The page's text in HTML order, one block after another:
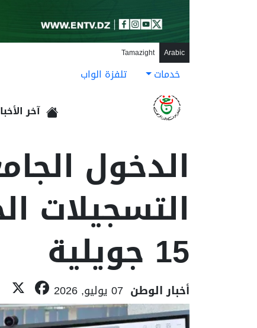
Arabic
Tamazight
خدمات تلفزة الواب
آخر
التسجيلات
15 جويلية
أخبار الوطن 07 يوليو, 2026